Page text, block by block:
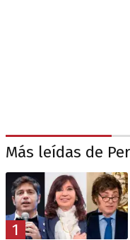
Más leídas de
1